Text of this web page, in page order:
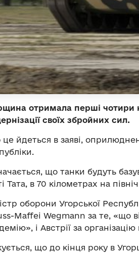
отримала перші чотири
своїх збройних сил.
йдеться в заяві,
що танки будуть
Тата, в 70 кілометрах на
оборони Угорської
Maffei Wegmann за те, «що
і Австрії за
що до кінця року в